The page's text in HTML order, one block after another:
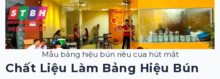
Mẫu bảng hiệu bún riêu cua hút mắt
Chất Liệu Làm Bảng Hiệu Bún